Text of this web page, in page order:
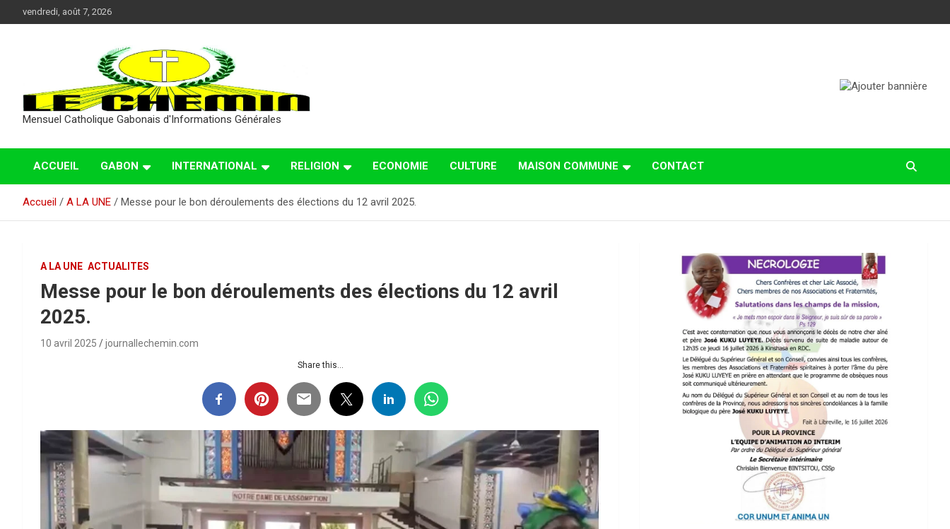
au
vendredi, août 7, 2026
Mensuel Catholique Gabonais d'Informations Générales
ACCUEIL GABON INTERNATIONAL RELIGION ECONOMIE CULTURE MAISON COMMUNE CONTACT
Accueil A LA UNE Messe pour le bon déroulements des élections du 12 avril 2025.
A LA UNE ACTUALITES
Messe pour le bon déroulements des élections du 12 avril
2025.
10 avril 2025 journallechemin.com
Share this...